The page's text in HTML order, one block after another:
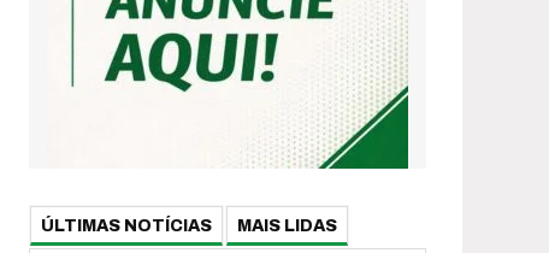
ÚLTIMAS NOTÍCIAS MAIS LIDAS